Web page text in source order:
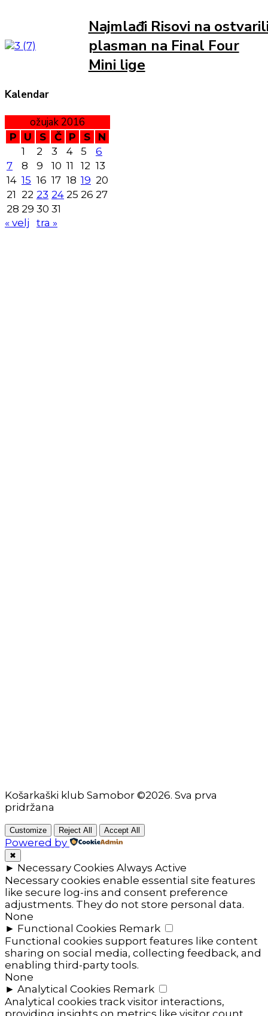
Najmlađi Risovi na
plasman na Final Four
Mini lige
Kalendar
ožujak 2016
P U S Č P S
N
1
2 3 4 5
6
7
8 9 10 11 12 13
14 15 16 17 18 19 20
21 22 23 24 25 26 27
28 29 30 31
« velj
tra »
Košarkaški klub Samobor ©2026. Sva prva
pridržana
Customize Reject All Accept All
Powered by
✖
► Necessary Cookies Always Active
Necessary cookies enable essential site features
like secure log-ins and consent preference
adjustments. They do not store personal data.
None
► Functional Cookies Remark
Functional cookies support features like content
sharing on social media, collecting feedback, and
enabling third-party tools.
None
► Analytical Cookies Remark
Analytical cookies track visitor interactions,